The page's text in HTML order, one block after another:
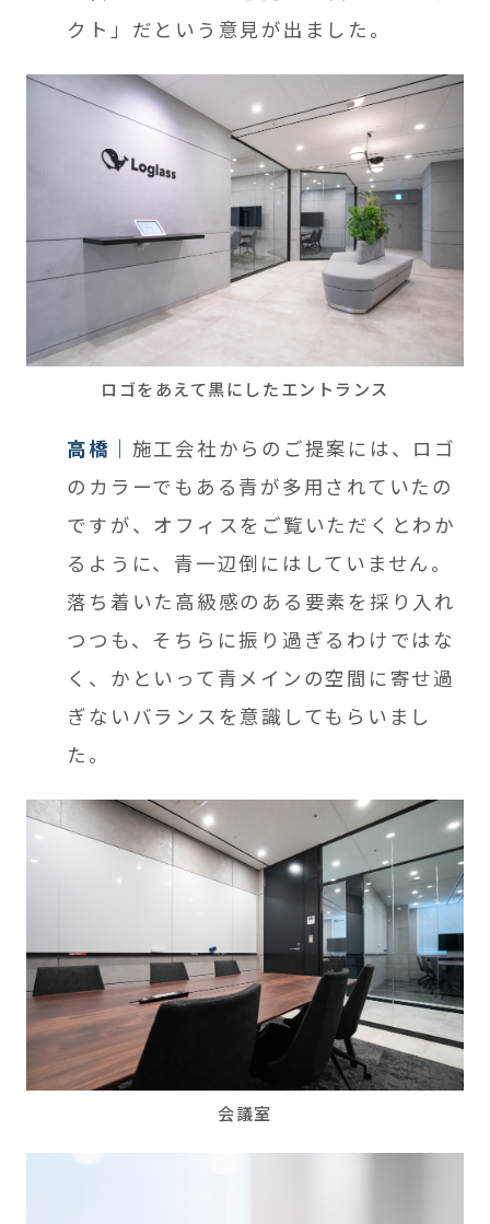
クト」だという意見が出ました。
ロゴをあえて黒にしたエントランス
高橋
施工会社からのご提案には、ロゴ
のカラーでもある青が多用されていたの
ですが、オフィスをご覧いただくとわか
るように、青一辺倒にはしていません。
落ち着いた高級感のある要素を採り入れ
つつも、そちらに振り過ぎるわけではな
く、かといって青メインの空間に寄せ過
ぎないバランスを意識してもらいまし
た。
会議室